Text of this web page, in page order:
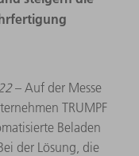
– Auf der Messe
TRUMPF
Beladen
der Lösung, die